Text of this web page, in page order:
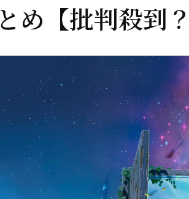
め【批判殺到？